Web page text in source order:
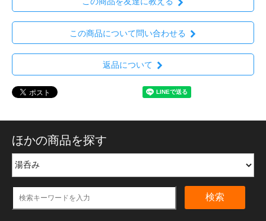
この商品について問い合わせる
返品について
ほかの商品を探す
検索